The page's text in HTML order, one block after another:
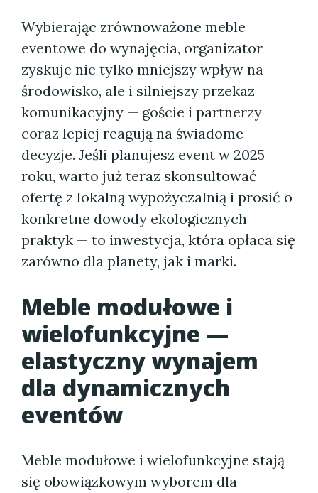
Wybierając zrównoważone meble
eventowe do wynajęcia, organizator
zyskuje nie tylko mniejszy wpływ na
środowisko, ale i silniejszy przekaz
komunikacyjny — goście i partnerzy
coraz lepiej reagują na świadome
decyzje. Jeśli planujesz event w 2025
roku, warto już teraz skonsultować
ofertę z lokalną wypożyczalnią i prosić o
konkretne dowody ekologicznych
praktyk — to inwestycja, która opłaca się
zarówno dla planety, jak i marki.
Meble modułowe i
wielofunkcyjne —
elastyczny wynajem
dla dynamicznych
eventów
Meble modułowe i wielofunkcyjne stają
się obowiązkowym wyborem dla